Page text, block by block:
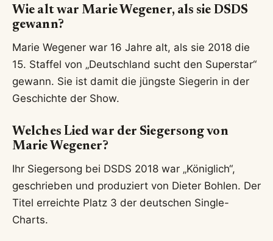
Wie alt war Marie Wegener, als sie DSDS
gewann?
Marie Wegener war 16 Jahre alt, als sie 2018 die
15. Staffel von „Deutschland sucht den Superstar“
gewann. Sie ist damit die jüngste Siegerin in der
Geschichte der Show.
Welches Lied war der Siegersong von
Marie Wegener?
Ihr Siegersong bei DSDS 2018 war „Königlich“,
geschrieben und produziert von Dieter Bohlen. Der
Titel erreichte Platz 3 der deutschen Single-
Charts.